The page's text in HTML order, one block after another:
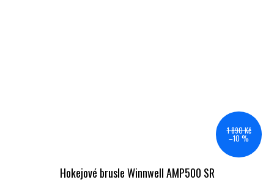
1 890 Kč
–10 %
Hokejové brusle Winnwell AMP500 SR